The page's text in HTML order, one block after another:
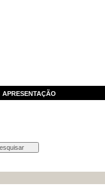
APRESENTAÇÃO